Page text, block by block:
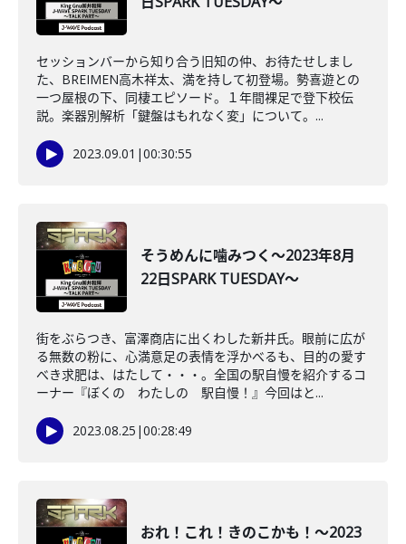
セッションバーから知り合う旧知の仲、お待たせしまし
た、BREIMEN高木祥太、満を持して初登場。勢喜遊との
一つ屋根の下、同棲エピソード。１年間裸足で登下校伝
説。楽器別解析「鍵盤はもれなく変」について。...
2023.09.01 |00:30:55
そうめんに噛みつく～2023年8月
22日SPARK TUESDAY～
街をぶらつき、富澤商店に出くわした新井氏。眼前に広が
る無数の粉に、心満意足の表情を浮かべるも、目的の愛す
べき求肥は、はたして・・・。全国の駅自慢を紹介するコ
ーナー『ぼくの わたしの 駅自慢！』今回はと...
2023.08.25 |00:28:49
おれ！これ！きのこかも！～2023